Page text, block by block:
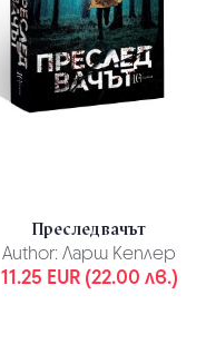
Преследвачът
Author: Ларш Кеплер
11.25 EUR (22.00 лв.)